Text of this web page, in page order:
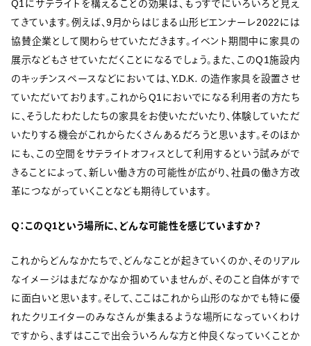
Q1にサテライトを構えることの効果は、もうすでにいろいろと見え
てきています。例えば、9月からはじまる山形ビエンナーレ2022には
協賛企業として関わらせていただきます。イベント期間中に家具の
展示などもさせていただくことになるでしょう。また、このQ1施設内
のキッチンスペースなどにおいては、Y.D.K. の造作家具を設置させ
ていただいております。これからQ1においでになる利用者の方たち
に、そうしたわたしたちの家具をお使いただいたり、体験していただ
いたりする機会がこれからたくさんあるだろうと思います。そのほか
にも、この空間をサテライトオフィスとして利用するという試みがで
きることによって、新しい働き方の可能性が広がり、社員の働き方改
革につながっていくことなども期待しています。
Q：このQ1という場所に、どんな可能性を感じていますか？
これからどんなかたちで、どんなことが起きていくのか、そのリアル
なイメージはまだなかなか掴めていませんが、そのこと自体がすで
に面白いと思います。そして、ここはこれから山形のなかでも特に優
れたクリエイターのみなさんが集まるような場所になっていくわけ
ですから、まずはここで出会ういろんな方と仲良くなっていくことか